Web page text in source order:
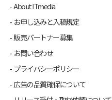
About ITmedia
お申し込みと入稿規定
販売パートナー募集
お問い合わせ
プライバシーポリシー
広告の品質確保について